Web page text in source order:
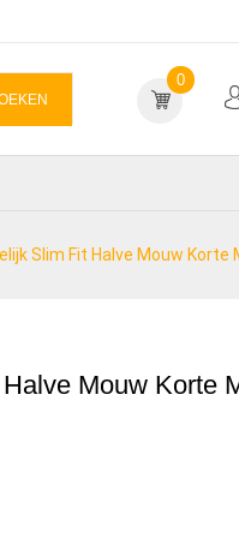
0
Slim Fit Halve Mouw Korte
Mouw Korte